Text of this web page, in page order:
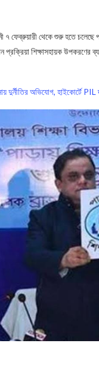
৭ ফেব্রুয়ারী থেকে শুরু হতে
প্রক্রিয়া শিক্ষাসহায়ক উপকরণের
দুর্নীতির অভিযোগ, হাইকোর্টে PIL